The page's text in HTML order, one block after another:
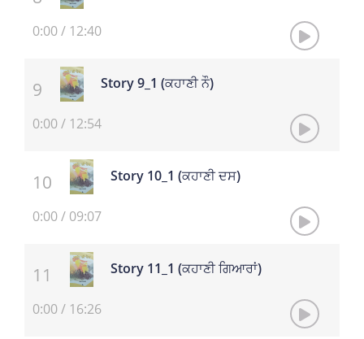
0:00/ 12:40
Story 9_1 (ਕਹਾਣੀ ਨੌ)
0:00/ 12:54
Story 10_1 (ਕਹਾਣੀ ਦਸ)
0:00/ 09:07
Story 11_1 (ਕਹਾਣੀ ਗਿਆਰਾਂ)
0:00/ 16:26